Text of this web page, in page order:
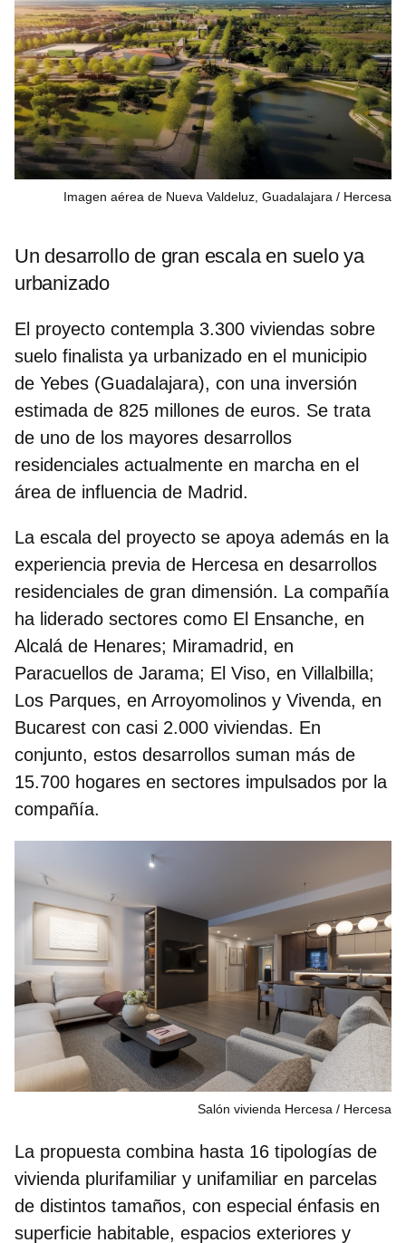
Imagen aérea de Nueva Valdeluz, Guadalajara Hercesa
Un desarrollo de gran escala en suelo ya
urbanizado
El proyecto contempla 3.300 viviendas sobre
suelo finalista ya urbanizado en el municipio
de Yebes (Guadalajara), con una inversión
estimada de 825 millones de euros. Se trata
de uno de los mayores desarrollos
residenciales actualmente en marcha en el
área de influencia de Madrid.
La escala del proyecto se apoya además en la
experiencia previa de Hercesa en desarrollos
residenciales de gran dimensión. La compañía
ha liderado sectores como El Ensanche, en
Alcalá de Henares; Miramadrid, en
Paracuellos de Jarama; El Viso, en Villalbilla;
Los Parques, en Arroyomolinos y Vivenda, en
Bucarest con casi 2.000 viviendas. En
conjunto, estos desarrollos suman más de
15.700 hogares en sectores impulsados por la
compañía.
Salón vivienda Hercesa Hercesa
La propuesta combina hasta 16 tipologías de
vivienda plurifamiliar y unifamiliar en parcelas
de distintos tamaños, con especial énfasis en
superficie habitable, espacios exteriores y